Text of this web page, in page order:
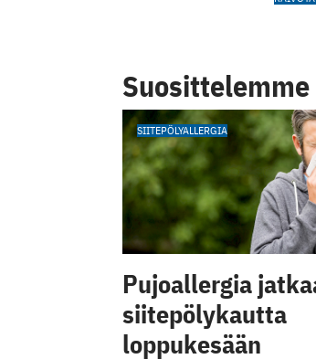
Suosittelemme
SIITEPÖLYALLERGIA
Pujoallergia
siitepölykautta
loppukesään